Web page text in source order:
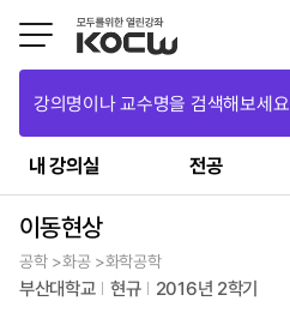
강의명이나 교수명을 검색해보세요
내 강의실 전공
이동현상
공학 >화공 >화학공학
부산대학교 현규 2016년 2학기